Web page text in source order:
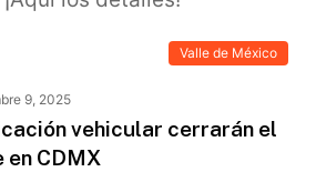
Valle de México
9, 2025
vehicular cerrarán el
en CDMX